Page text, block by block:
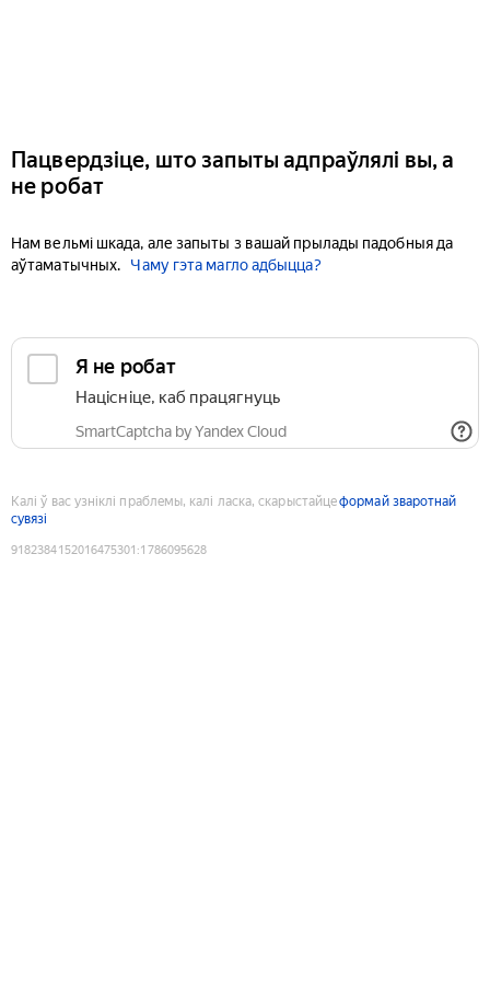
Пацвердзіце, што запыты адпраўлялі вы, а
не робат
Нам вельмі шкада, але запыты з вашай прылады падобныя да
аўтаматычных.
Чаму гэта магло адбыцца?
Я не робат
Націсніце, каб працягнуць
SmartCaptcha by Yandex Cloud
Калі ў вас узніклі праблемы, калі ласка, скарыстайцеформай зваротнай
сувязі
9182384152016475301 :1786095628